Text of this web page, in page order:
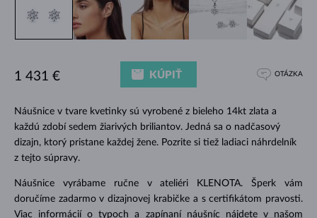
Náušnice v tvare kvetinky sú vyrobené z bieleho 14kt zlata a
každú zdobí sedem žiarivých briliantov. Jedná sa o nadčasový
dizajn, ktorý pristane každej žene. Pozrite si tiež ladiaci náhrdelník
z tejto súpravy.
Náušnice vyrábame ručne v ateliéri KLENOTA. Šperk vám
doručíme zadarmo v dizajnovej krabičke a s certifikátom pravosti.
Viac informácií o typoch a zapínaní náušníc nájdete v našom
1 431 € KÚPIŤ OTÁZKA